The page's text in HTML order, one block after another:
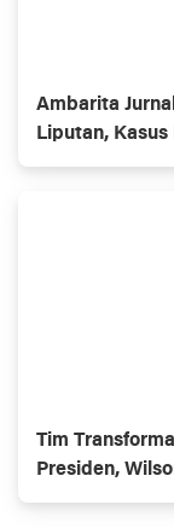
Ambarita
Liputan,
Tim
Presiden,
Mundur Saja